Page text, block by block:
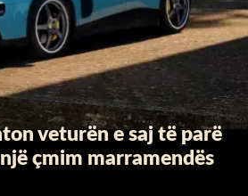
veturën e saj të parë
çmim marramendës